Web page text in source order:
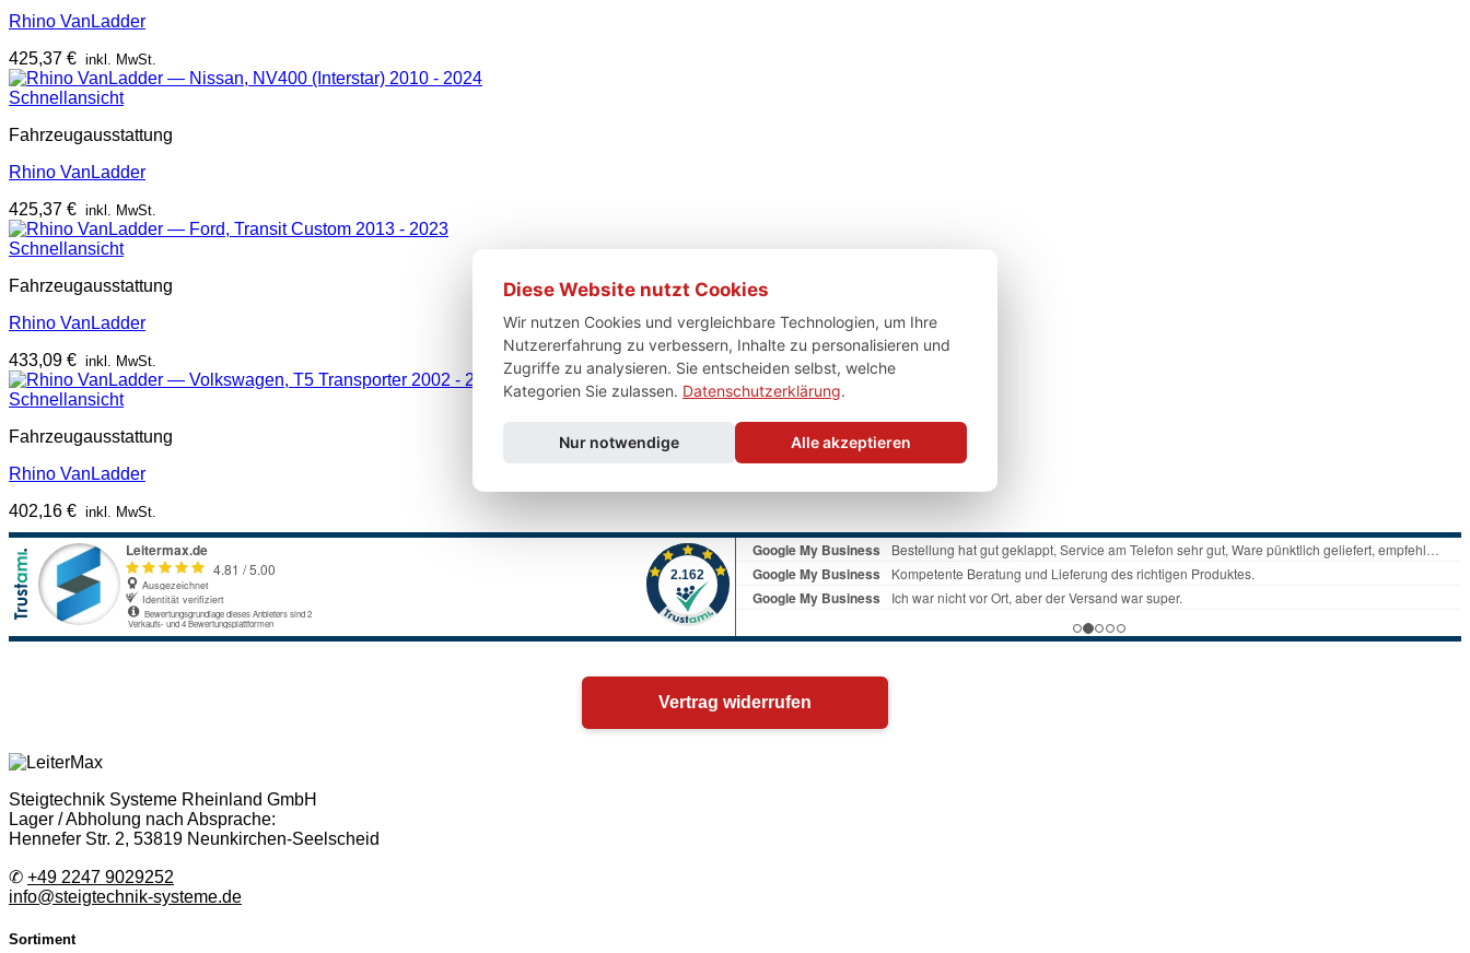
Rhino VanLadder
425,37 € inkl. MwSt.
Schnellansicht
Fahrzeugausstattung
Rhino VanLadder
425,37 € inkl. MwSt.
Schnellansicht
Fahrzeugausstattung
Rhino VanLadder
433,09 € inkl. MwSt.
Schnellansicht
Fahrzeugausstattung
Rhino VanLadder
402,16 € inkl. MwSt.
Vertrag widerrufen
Steigtechnik Systeme Rheinland GmbH
Lager / Abholung nach Absprache:
Hennefer Str. 2, 53819 Neunkirchen-Seelscheid
✆ +49 2247 9029252
info@steigtechnik-systeme.de
Sortiment
Diese Website nutzt Cookies
Wir nutzen Cookies und vergleichbare Technologien, um Ihre
Nutzererfahrung zu verbessern, Inhalte zu personalisieren und
Zugriffe zu analysieren. Sie entscheiden selbst, welche
Kategorien Sie zulassen. Datenschutzerklärung.
Nur notwendige Alle akzeptieren